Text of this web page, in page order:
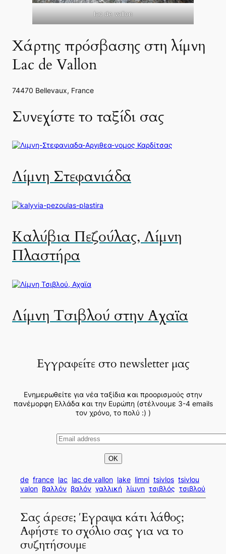
lac de vallon
Χάρτης πρόσβασης στη λίμνη
Lac de Vallon
74470 Bellevaux, France
Συνεχίστε το ταξίδι σας
Λίμνη Στεφανιάδα
Καλύβια Πεζούλας, Λίμνη
Πλαστήρα
Λίμνη Τσιβλού στην Αχαϊα
Εγγραφείτε στο newsletter μας
Ενημερωθείτε για νέα ταξίδια και προορισμούς στην
πανέμορφη Ελλάδα και την Ευρώπη (στέλνουμε 3-4 emails
τον χρόνο, το πολύ :) )
de france lac lac de vallon lake limni tsivlos tsivlou
valon βαλλόν βαλόν γαλλική λίμνη τσιβλός τσιβλού
Σας άρεσε; Έγραψα κάτι λάθος;
Αφήστε το σχόλιο σας για να το
συζητήσουμε